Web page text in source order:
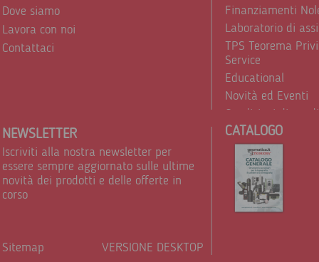
Dove siamo
Lavora con noi
Contattaci
Finanziamenti
Laboratorio di
TPS Teorema
Service
Educational
Novità ed Eventi
Condizioni di
Trattamento dei
NEWSLETTER
Iscriviti alla nostra newsletter per
essere sempre aggiornato sulle ultime
novità dei prodotti e delle offerte in
corso
Sitemap VERSIONE DESKTOP
CATALOGO